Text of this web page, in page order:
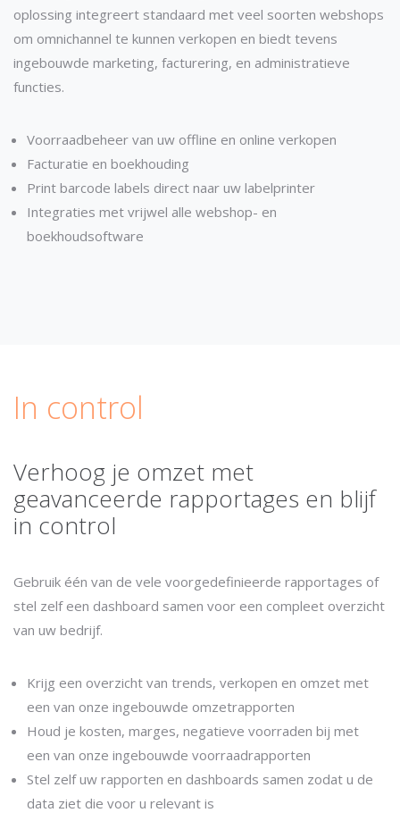
oplossing integreert standaard met veel soorten webshops
om omnichannel te kunnen verkopen en biedt tevens
ingebouwde marketing, facturering, en administratieve
functies.
Voorraadbeheer van uw offline en online verkopen
Facturatie en boekhouding
Print barcode labels direct naar uw labelprinter
Integraties met vrijwel alle webshop- en
boekhoudsoftware
In control
Verhoog je omzet met
geavanceerde rapportages en blijf
in control
Gebruik één van de vele voorgedefinieerde rapportages of
stel zelf een dashboard samen voor een compleet overzicht
van uw bedrijf.
Krijg een overzicht van trends, verkopen en omzet met
een van onze ingebouwde omzetrapporten
Houd je kosten, marges, negatieve voorraden bij met
een van onze ingebouwde voorraadrapporten
Stel zelf uw rapporten en dashboards samen zodat u de
data ziet die voor u relevant is